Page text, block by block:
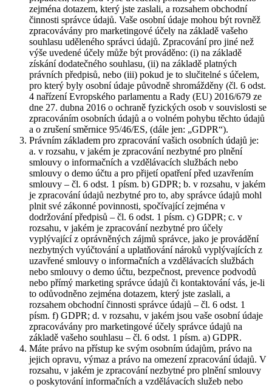
zejména dotazem, který jste zaslali, a rozsahem obchodní
činnosti správce údajů. Vaše osobní údaje mohou být rovněž
zpracovávány pro marketingové účely na základě vašeho
souhlasu uděleného správci údajů. Zpracování pro jiné než
výše uvedené účely může být prováděno: (i) na základě
získání dodatečného souhlasu, (ii) na základě platných
právních předpisů, nebo (iii) pokud je to slučitelné s účelem,
pro který byly osobní údaje původně shromážděny (čl. 6 odst.
4 nařízení Evropského parlamentu a Rady (EU) 2016/679 ze
dne 27. dubna 2016 o ochraně fyzických osob v souvislosti se
zpracováním osobních údajů a o volném pohybu těchto údajů
a o zrušení směrnice 95/46/ES, (dále jen: „GDPR“).
Právním základem pro zpracování vašich osobních údajů je:
a. v rozsahu, v jakém je zpracování nezbytné pro plnění
smlouvy o informačních a vzdělávacích službách nebo
smlouvy o demo účtu a pro přijetí opatření před uzavřením
smlouvy – čl. 6 odst. 1 písm. b) GDPR; b. v rozsahu, v jakém
je zpracování údajů nezbytné pro to, aby správce údajů mohl
plnit své zákonné povinnosti, spočívající zejména v
dodržování předpisů – čl. 6 odst. 1 písm. c) GDPR; c. v
rozsahu, v jakém je zpracování nezbytné pro účely
vyplývající z oprávněných zájmů správce, jako je provádění
nezbytných vyúčtování a uplatňování nároků vyplývajících z
uzavřené smlouvy o informačních a vzdělávacích službách
nebo smlouvy o demo účtu, bezpečnost, prevence podvodů
nebo přímý marketing správce údajů či kontaktování vás, je-li
to odůvodněno zejména dotazem, který jste zaslali, a
rozsahem obchodní činnosti správce údajů – čl. 6 odst. 1
písm. f) GDPR; d. v rozsahu, v jakém jsou vaše osobní údaje
zpracovávány pro marketingové účely správce údajů na
základě vašeho souhlasu – čl. 6 odst. 1 písm. a) GDPR.
Máte právo na přístup ke svým osobním údajům, právo na
jejich opravu, výmaz a právo na omezení zpracování údajů. V
rozsahu, v jakém je zpracování nezbytné pro plnění smlouvy
o poskytování informačních a vzdělávacích služeb nebo